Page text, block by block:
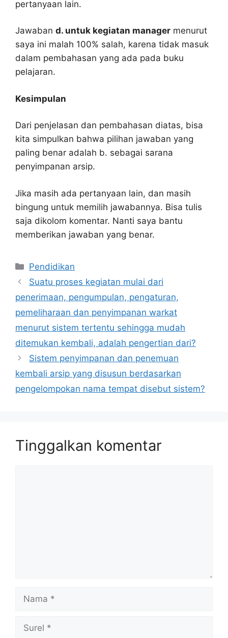
pertanyaan lain.
Jawaban d. untuk kegiatan manager menurut
saya ini malah 100% salah, karena tidak masuk
dalam pembahasan yang ada pada buku
pelajaran.
Kesimpulan
Dari penjelasan dan pembahasan diatas, bisa
kita simpulkan bahwa pilihan jawaban yang
paling benar adalah b. sebagai sarana
penyimpanan arsip.
Jika masih ada pertanyaan lain, dan masih
bingung untuk memilih jawabannya. Bisa tulis
saja dikolom komentar. Nanti saya bantu
memberikan jawaban yang benar.
Kategori
Pendidikan
Suatu proses kegiatan mulai dari
penerimaan, pengumpulan, pengaturan,
pemeliharaan dan penyimpanan warkat
menurut sistem tertentu sehingga mudah
ditemukan kembali, adalah pengertian dari?
Sistem penyimpanan dan penemuan
kembali arsip yang disusun berdasarkan
pengelompokan nama tempat disebut sistem?
Tinggalkan komentar